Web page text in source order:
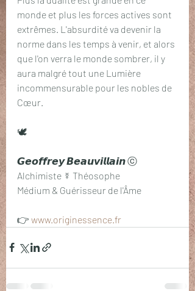
monde et plus les forces actives sont
extrêmes. L'absurdité va devenir la
norme dans les temps à venir, et alors
que l'on verra le monde sombrer, il y
aura malgré tout une Lumière
incommensurable pour les nobles de
Cœur.
🕊️
𝙂𝙚𝙤𝙛𝙛𝙧𝙚𝙮 𝘽𝙚𝙖𝙪𝙫𝙞𝙡𝙡𝙖𝙞𝙣 ⓒ
Alchimiste ☿ Théosophe
Médium & Guérisseur de l'Âme
👉 www.originessence.fr